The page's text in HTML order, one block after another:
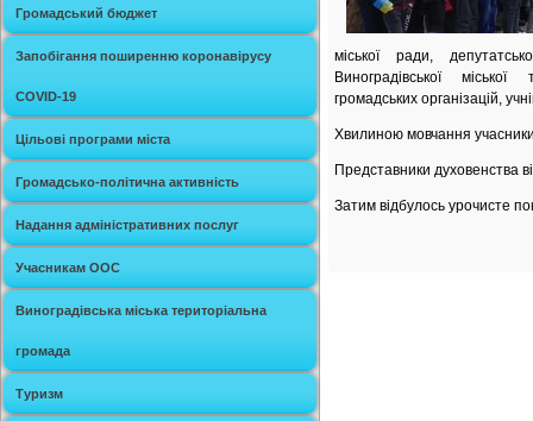
Громадський бюджет
Запобігання поширенню коронавірусу
COVID-19
Цільові програми міста
Громадсько-політична активність
Надання адміністративних послуг
Учасникам ООС
Виноградівська міська територіальна
громада
Туризм
міської ради,
Виноградівської міської
громадських організацій,
Хвилиною мовчання
Представники духовенства
Затим відбулось урочисте